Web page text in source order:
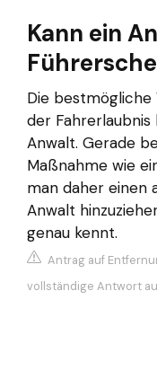
Kann ein
Die bestmögliche
der
Anwalt. Gerade
Maßnahme wie
man daher einen
Anwalt
genau kennt.
Antrag auf
vollständige Antwort